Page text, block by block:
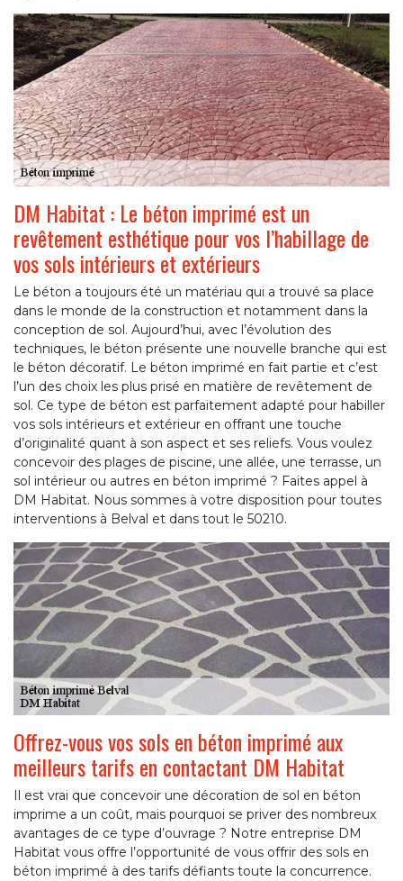
DM Habitat : Le béton imprimé est un
revêtement esthétique pour vos l’habillage de
vos sols intérieurs et extérieurs
Le béton a toujours été un matériau qui a trouvé sa place
dans le monde de la construction et notamment dans la
conception de sol. Aujourd’hui, avec l’évolution des
techniques, le béton présente une nouvelle branche qui est
le béton décoratif. Le béton imprimé en fait partie et c’est
l’un des choix les plus prisé en matière de revêtement de
sol. Ce type de béton est parfaitement adapté pour habiller
vos sols intérieurs et extérieur en offrant une touche
d’originalité quant à son aspect et ses reliefs. Vous voulez
concevoir des plages de piscine, une allée, une terrasse, un
sol intérieur ou autres en béton imprimé ? Faites appel à
DM Habitat. Nous sommes à votre disposition pour toutes
interventions à Belval et dans tout le 50210.
Offrez-vous vos sols en béton imprimé aux
meilleurs tarifs en contactant DM Habitat
Il est vrai que concevoir une décoration de sol en béton
imprime a un coût, mais pourquoi se priver des nombreux
avantages de ce type d’ouvrage ? Notre entreprise DM
Habitat vous offre l’opportunité de vous offrir des sols en
béton imprimé à des tarifs défiants toute la concurrence.